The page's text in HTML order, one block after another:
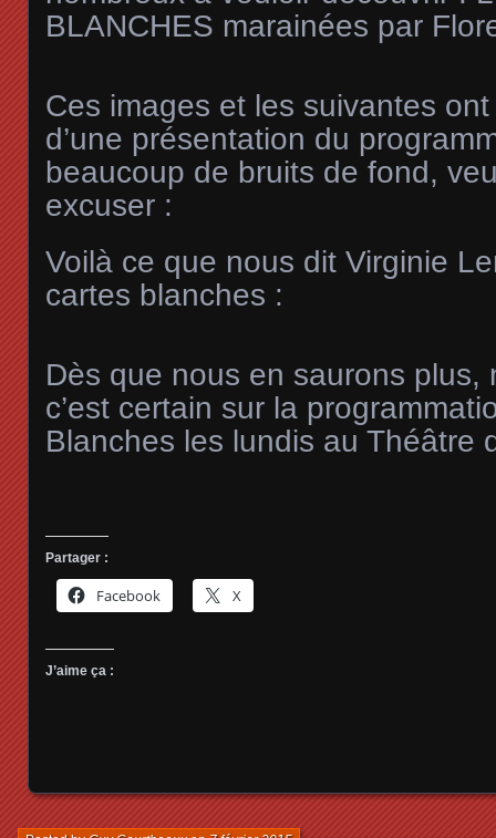
BLANCHES marainées par
Ces images et les suivantes
d’une présentation du
beaucoup de bruits de fond,
excuser :
Voilà ce que nous dit Virginie
cartes blanches :
Dès que nous en saurons plus,
c’est certain sur la
Blanches les lundis au Théâtre
Partager :
Facebook X
J’aime ça :